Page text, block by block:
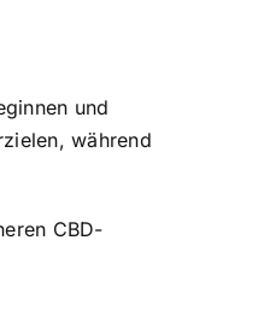
und
während
CBD-